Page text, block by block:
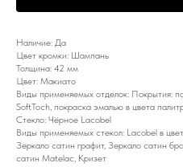
Наличие: Да
Цвет кромки: Шампань
Толщина: 42 мм
Цвет: Макиато
Виды применяемых отделок: Покрытия:
SoftToch, покраска эмалью в цвета
Стекло: Чёрное Lacobel
Виды применяемых стекол: Lacobel в
Зеркало сатин графит, Зеркало сатин
сатин Matelac, Кризет